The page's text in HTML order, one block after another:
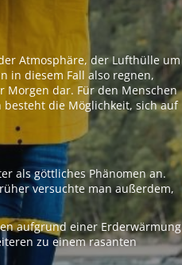
Atmosphäre, der Lufthülle um
in diesem Fall also regnen,
Morgen dar. Für den Menschen
die Möglichkeit, sich auf
als göttliches Phänomen an.
versuchte man außerdem,
aufgrund einer Erderwärmung
zu einem rasanten